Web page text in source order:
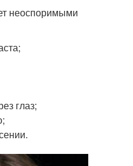
неоспоримыми
глаз;